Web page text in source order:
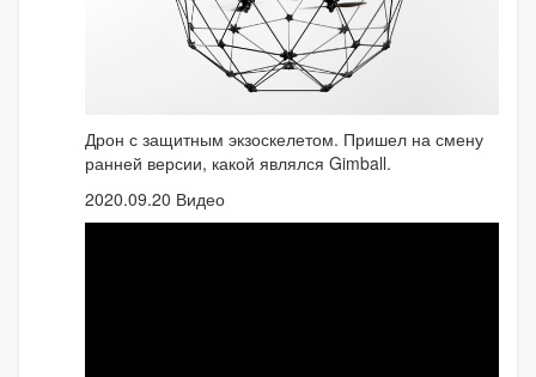
Дрон с защитным экзоскелетом. Пришел на смену
ранней версии, какой являлся Gimball.
2020.09.20 Видео